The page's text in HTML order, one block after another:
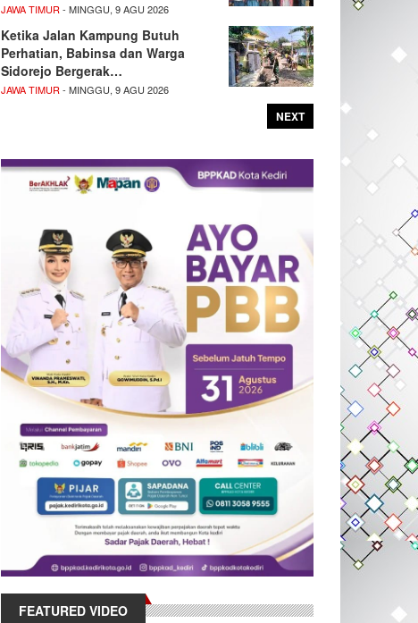
JAWA TIMUR - MINGGU, 9 AGU 2026
Ketika Jalan Kampung Butuh
Perhatian, Babinsa dan Warga
Sidorejo Bergerak…
JAWA TIMUR - MINGGU, 9 AGU 2026
NEXT
FEATURED VIDEO